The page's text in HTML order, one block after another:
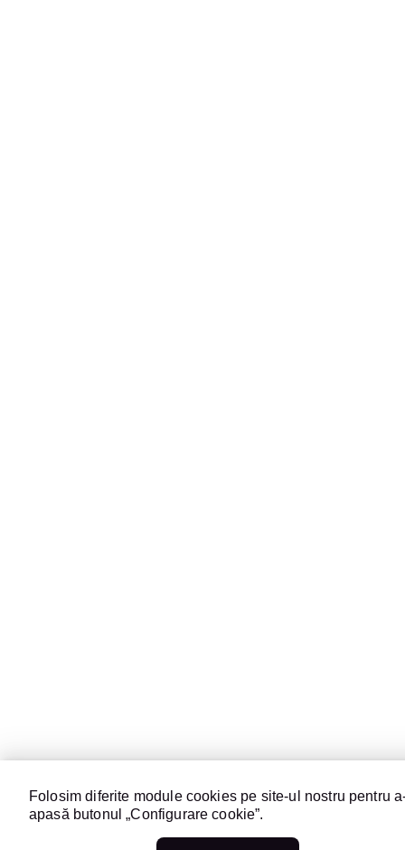
Folosim diferite module cookies pe site-ul nostru pentru
apasă butonul „Configurare cookie”.